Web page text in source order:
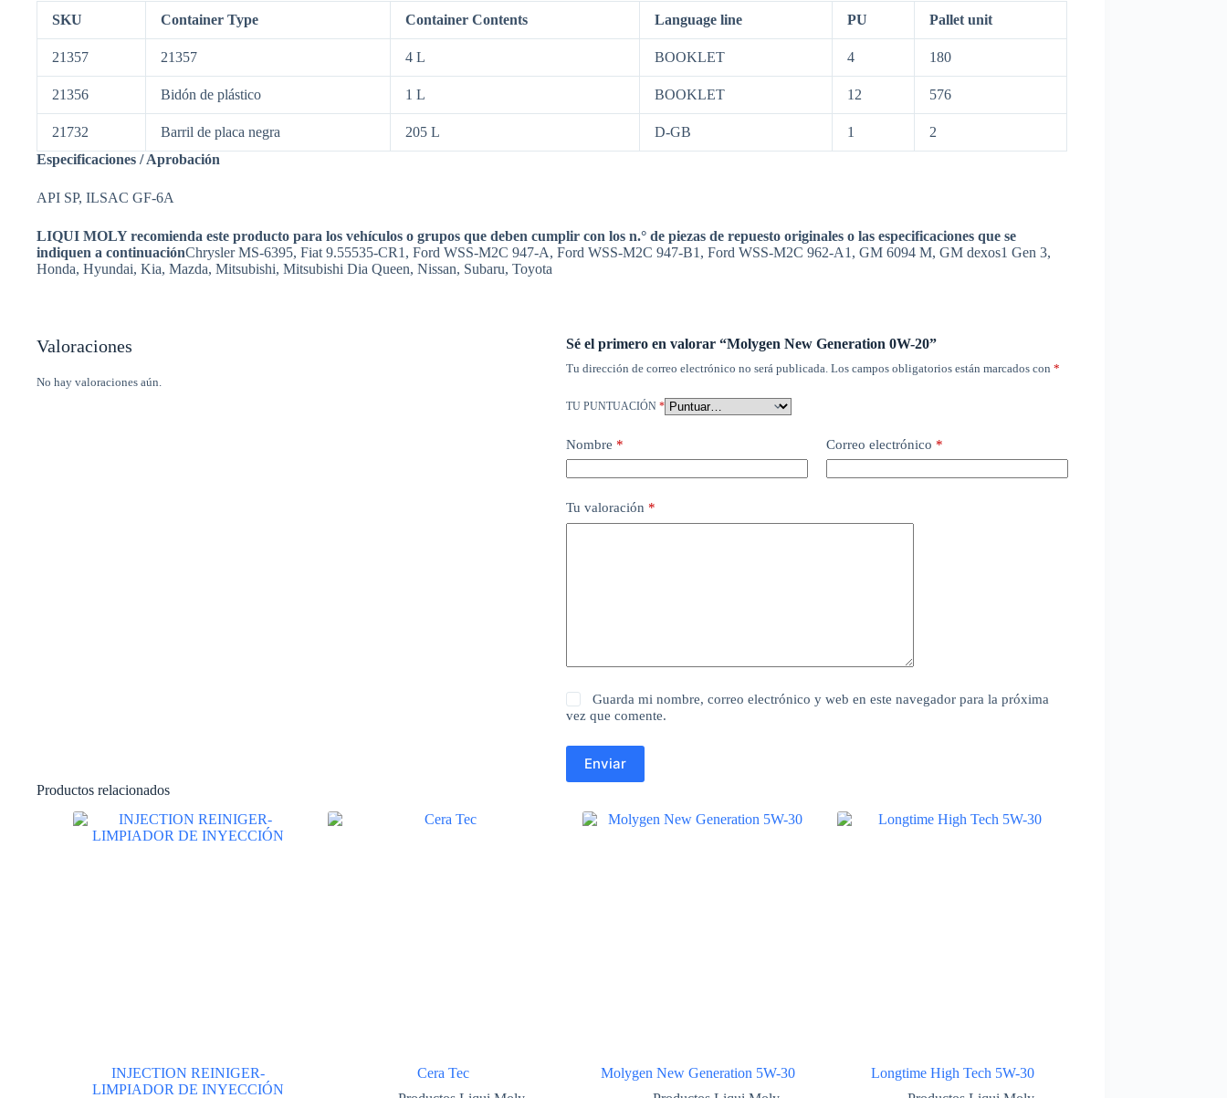
SKU Container Type Container Contents Language line PU Pallet unit
21357 21357 4 L BOOKLET 4 180
21356 Bidón de plástico 1 L BOOKLET 12 576
21732 Barril de placa negra 205 L D-GB 1
2
Especificaciones / Aprobación
API SP, ILSAC GF-6A
LIQUI MOLY recomienda este producto para los vehículos o grupos que deben cumplir con los n.° de piezas de repuesto originales o las especificaciones que se
indiquen a continuaciónChrysler MS-6395, Fiat 9.55535-CR1, Ford WSS-M2C 947-A, Ford WSS-M2C 947-B1, Ford WSS-M2C 962-A1, GM 6094 M, GM dexos1 Gen 3,
Honda, Hyundai, Kia, Mazda, Mitsubishi, Mitsubishi Dia Queen, Nissan, Subaru, Toyota
Valoraciones
No hay valoraciones aún.
Sé el primero en valorar “Molygen New Gene­ra­tion 0W-20”
Tu dirección de correo electrónico no será publicada. Los campos obligatorios están marcados con *
TU PUNTUACIÓN *
Nombre * Correo electrónico *
Tu valoración *
Guarda mi nombre, correo electrónico y web en este navegador para la próxima
vez que comente.
Enviar
Productos relacionados
INJECTION REINIGER-
LIMPIADOR DE INYECCIÓN
Cera Tec
Molygen New Gene­ra­tion 5W-30
Longtime High Tech 5W-30